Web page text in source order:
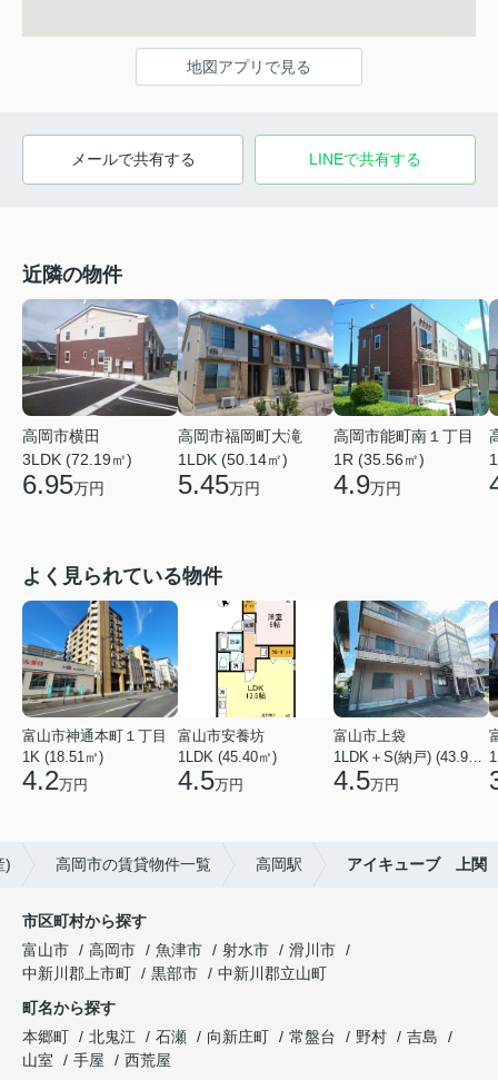
地図アプリで見る
メールで共有する LINEで共有する
近隣の物件
高岡市横田
3LDK (72.19㎡)
6.95万円
高岡市福岡町大滝
1LDK (50.14㎡)
5.45万円
高岡市能町南１丁目
1R (35.56㎡)
4.9万円
よく見られている物件
富山市神通本町１丁目
1K (18.51㎡)
4.2万円
富山市安養坊
1LDK (45.40㎡)
4.5万円
富山市上袋
1LDK＋S(納戸) (43.93㎡)
4.5万円
) 高岡市の賃貸物件一覧 高岡駅 アイキューブ 上関
市区町村から探す
富山市
高岡市 魚津市 射水市
滑川市
中新川郡上市町
黒部市
中新川郡立山町
町名から探す
本郷町
北鬼江 石瀬 向新庄町 常盤台 野村
吉島
山室
手屋
西荒屋